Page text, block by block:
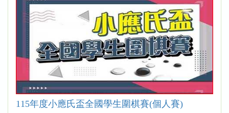
115年度小應氏盃全國學生圍棋賽(個人賽)